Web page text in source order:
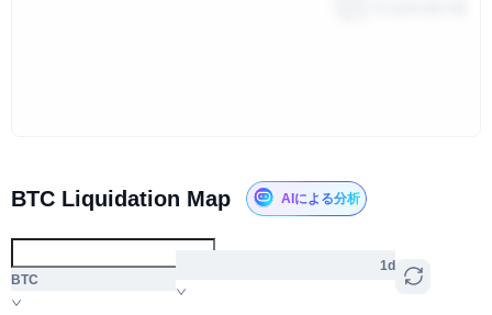
BTC Liquidation Map AIによる分析
BTC
1d